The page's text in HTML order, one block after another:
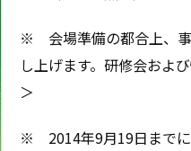
※ 会場準備の都合上、事
し上げます。研修会およ
＞
※ 2014年9月19日までに